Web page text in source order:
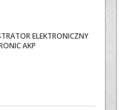
ELEKTRONICZNY
AKP